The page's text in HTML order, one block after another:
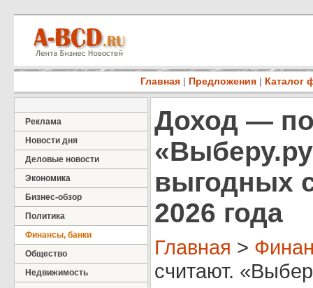
Главная | Предложения | Каталог
Реклама
Новости дня
Деловые новости
Экономика
Бизнес-обзор
Политика
Финансы, банки
Общество
Недвижимость
Доход — по
выгодных
2026 года
Главная >
считают.